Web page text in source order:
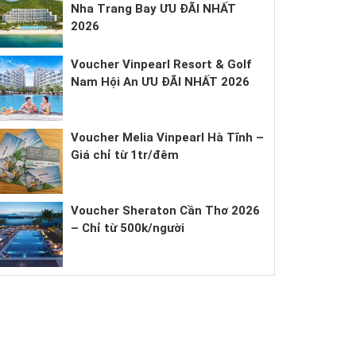
Nha Trang Bay ƯU ĐÃI NHẤT
2026
Voucher Vinpearl Resort & Golf
Nam Hội An ƯU ĐÃI NHẤT 2026
Voucher Melia Vinpearl Hà Tĩnh –
Giá chỉ từ 1tr/đêm
Voucher Sheraton Cần Thơ 2026
– Chỉ từ 500k/người